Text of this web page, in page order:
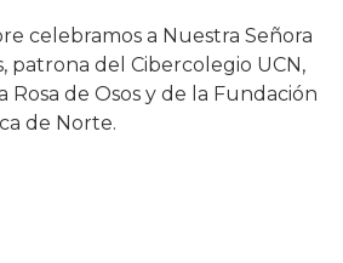
celebramos a Nuestra Señora
patrona del Cibercolegio UCN,
Rosa de Osos y de la Fundación
de Norte.